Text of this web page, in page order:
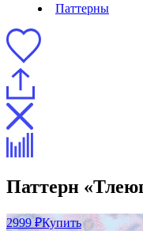
Паттерны
Паттерн
2999 ₽Купить